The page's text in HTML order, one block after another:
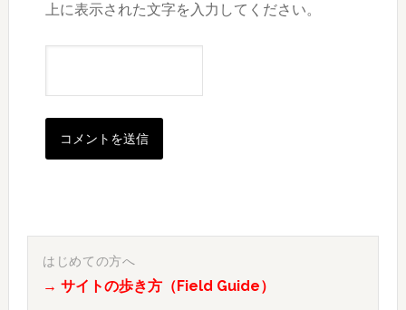
上に表示された文字を入力してください。
最
はじめての方へ
→ サイトの歩き方（Field Guide）